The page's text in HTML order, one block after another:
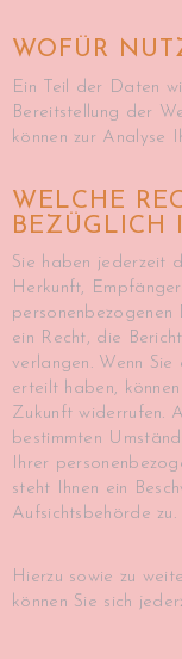
WOFÜR
Ein Teil der Daten
Bereitstellung der
können zur Analyse
WELCHE
BEZÜGLICH
Sie haben jederzeit
Herkunft,
ein Recht, die
verlangen. Wenn
erteilt haben,
Zukunft widerrufen.
bestimmten
Ihrer
steht Ihnen ein
Aufsichtsbehörde zu.
Hierzu sowie zu
können Sie sich